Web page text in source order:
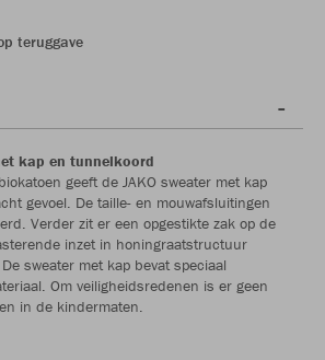
teruggave
kap en tunnelkoord
geeft de JAKO sweater met kap
gevoel. De taille- en mouwafsluitingen
Verder zit er een opgestikte zak op de
inzet in honingraatstructuur
sweater met kap bevat speciaal
Om veiligheidsredenen is er geen
in de kindermaten.